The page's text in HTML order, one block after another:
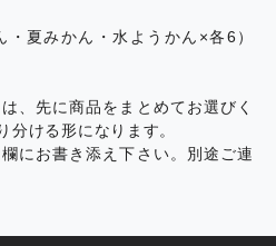
・夏みかん・水ようかん×各6）
、先に商品をまとめてお選びく
分ける形になります。
にお書き添え下さい。別途ご連